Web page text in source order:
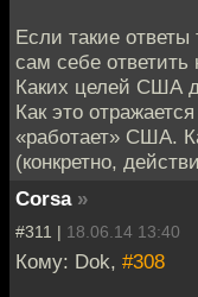
Если такие
сам себе
Каких целей США
Как это
«работает» США.
(конкретно,
Corsa »
#311 | 18.06.14 13:40
Кому: Dok, #308